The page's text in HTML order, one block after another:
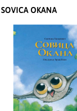
SOVICA OKANA